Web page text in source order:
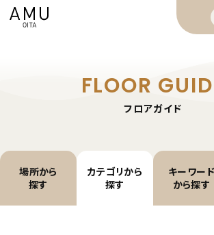
FLOOR
フロアガイド
場所から
探す
カテゴリから
探す
キーワード
から探す